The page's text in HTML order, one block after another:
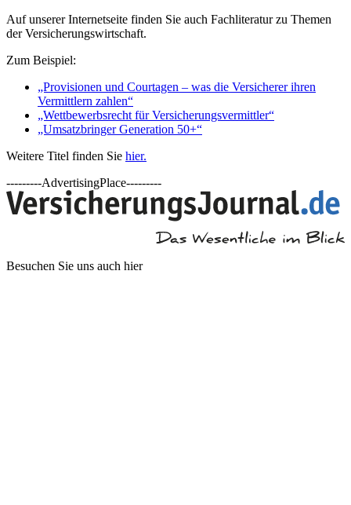
Auf unserer Internetseite finden Sie auch Fachliteratur zu Themen
der Versicherungswirtschaft.
Zum Beispiel:
„Provisionen und Courtagen – was die Versicherer ihren
Vermittlern zahlen“
„Wettbewerbsrecht für Versicherungsvermittler“
„Umsatzbringer Generation 50+“
Weitere Titel finden Sie hier.
---------AdvertisingPlace---------
Besuchen Sie uns auch hier